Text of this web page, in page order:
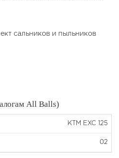
сальников и пыльников
All Balls)
KTM EXC 125
02